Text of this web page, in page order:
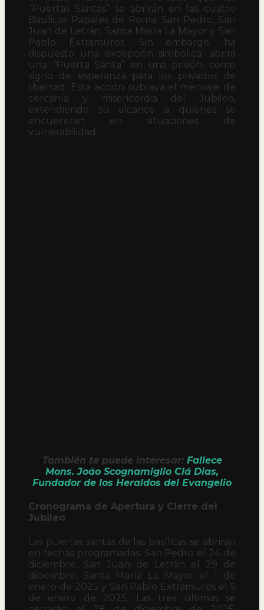
“Puertas Santas” se abrirán en las cuatro
Basílicas Papales de Roma: San Pedro, San
Juan de Letrán, Santa María La Mayor y San
Pablo Extramuros. Sin embargo, ha
dispuesto una excepción simbólica: abrirá
una “Puerta Santa” en una prisión, como
signo de esperanza para los privados de
libertad. Esta acción subraya el mensaje de
cercanía y misericordia del Jubileo,
extendiendo su alcance a quienes se
encuentran en situaciones de
vulnerabilidad.
También te puede interesar: Fallece
Mons. João Scognamiglio Clá Dias,
Fundador de los Heraldos del Evangelio
Cronograma de Apertura y Cierre del
Jubileo
Las puertas santas de las basílicas se abrirán
en fechas programadas: San Pedro el 24 de
diciembre, San Juan de Letrán el 29 de
diciembre, Santa María La Mayor el 1 de
enero de 2025 y San Pablo Extramuros el 5
de enero de 2025. Las tres últimas se